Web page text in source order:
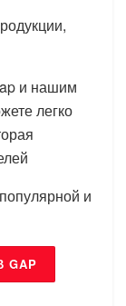
и нашим
легко
и